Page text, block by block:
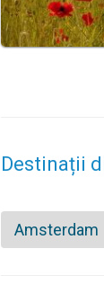
Destinații
Amsterdam